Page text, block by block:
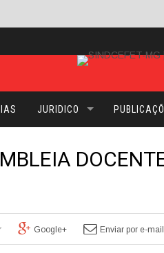
JURIDICO
Google+ Enviar por e-mail